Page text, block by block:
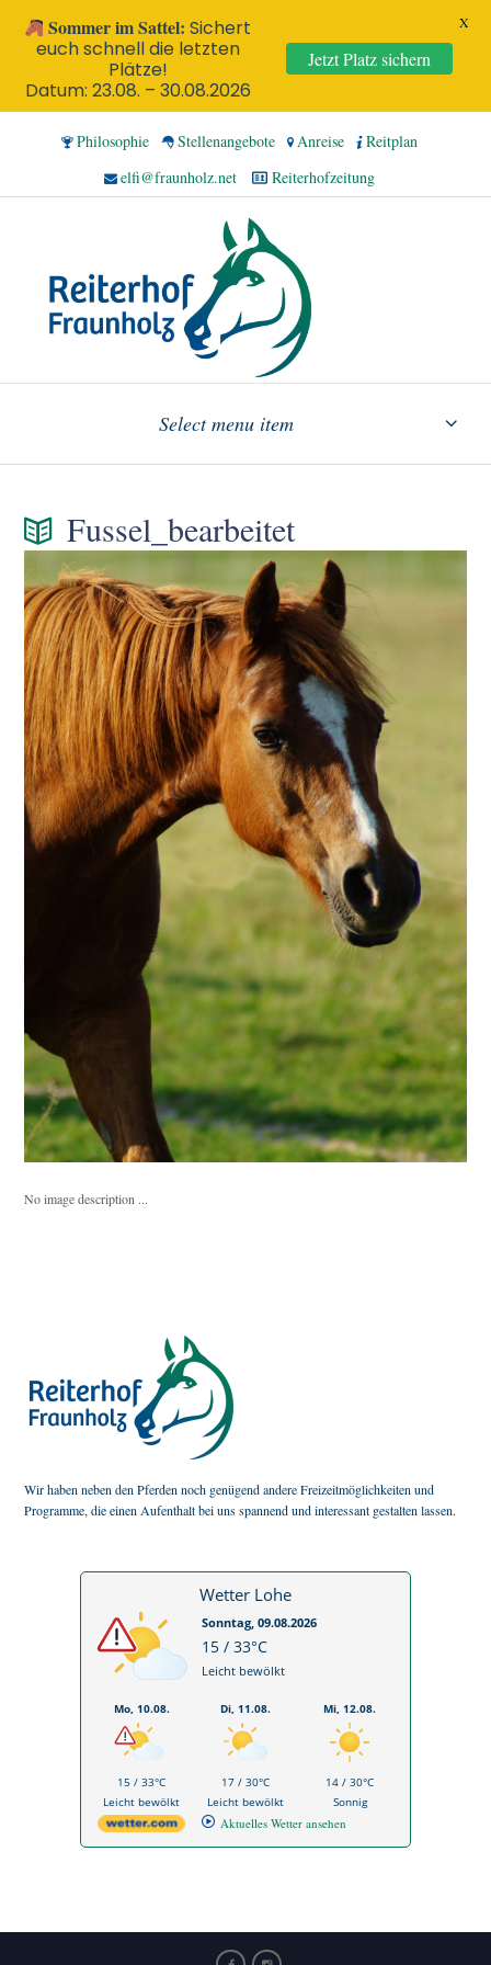
Philosophie Stellenangebote Anreise
Reitplan
elfi@fraunholz.net
Reiterhofzeitung
Select menu item
Fussel_bearbeitet
No image description ...
Wir haben neben den Pferden noch genügend andere Freizeitmöglichkeiten und
Programme, die einen Aufenthalt bei uns spannend und interessant gestalten lassen.
Wetter Lohe
Sonntag, 09.08.2026
15 / 33°C
Leicht bewölkt
Mo, 10.08.
15 / 33°C
Leicht bewölkt
Di, 11.08.
17 / 30°C
Leicht bewölkt
Mi, 12.08.
14 / 30°C
Sonnig
Aktuelles Wetter ansehen
Sommer im Sattel:Sichert
euch schnell die letzten
Plätze!
Datum: 23.08. – 30.08.2026
Jetzt Platz sichern
X